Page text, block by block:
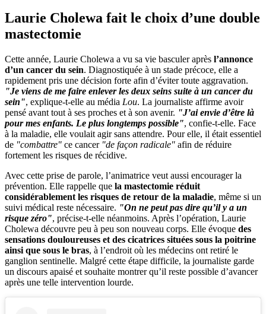
Laurie Cholewa fait le choix d’une double
mastectomie
Cette année, Laurie Cholewa a vu sa vie basculer après l’annonce
d’un cancer du sein. Diagnostiquée à un stade précoce, elle a
rapidement pris une décision forte afin d’éviter toute aggravation.
"Je viens de me faire enlever les deux seins suite à un cancer du
sein", explique-t-elle au média Lou. La journaliste affirme avoir
pensé avant tout à ses proches et à son avenir. "J’ai envie d’être là
pour mes enfants. Le plus longtemps possible", confie-t-elle. Face
à la maladie, elle voulait agir sans attendre. Pour elle, il était essentiel
de "combattre" ce cancer "de façon radicale" afin de réduire
fortement les risques de récidive.
Avec cette prise de parole, l’animatrice veut aussi encourager la
prévention. Elle rappelle que la mastectomie réduit
considérablement les risques de retour de la maladie, même si un
suivi médical reste nécessaire. "On ne peut pas dire qu’il y a un
risque zéro", précise-t-elle néanmoins. Après l’opération, Laurie
Cholewa découvre peu à peu son nouveau corps. Elle évoque des
sensations douloureuses et des cicatrices situées sous la poitrine
ainsi que sous le bras, à l’endroit où les médecins ont retiré le
ganglion sentinelle. Malgré cette étape difficile, la journaliste garde
un discours apaisé et souhaite montrer qu’il reste possible d’avancer
après une telle intervention lourde.